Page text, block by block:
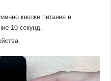
кнопки питания и
10 секунд.